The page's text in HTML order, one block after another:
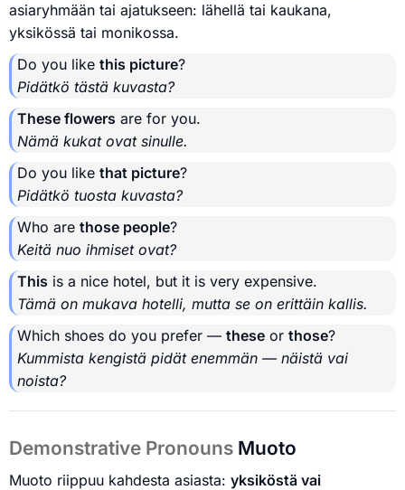
asiaryhmään tai ajatukseen: lähellä tai kaukana,
yksikössä tai monikossa.
Do you like this picture?
Pidätkö tästä kuvasta?
These flowers are for you.
Nämä kukat ovat sinulle.
Do you like that picture?
Pidätkö tuosta kuvasta?
Who are those people?
Keitä nuo ihmiset ovat?
This is a nice hotel, but it is very expensive.
Tämä on mukava hotelli, mutta se on erittäin kallis.
Which shoes do you prefer — these or those?
Kummista kengistä pidät enemmän — näistä vai
noista?
Demonstrative Pronouns Muoto
Muoto riippuu kahdesta asiasta: yksiköstä vai